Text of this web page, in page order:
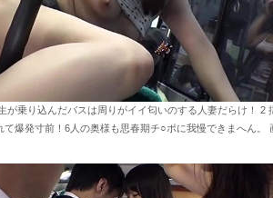
が乗り込んだバスは周りがイイ匂いのする人妻だらけ！ 2
て爆発寸前！6人の奥様も思春期チ○ポに我慢できまへん。